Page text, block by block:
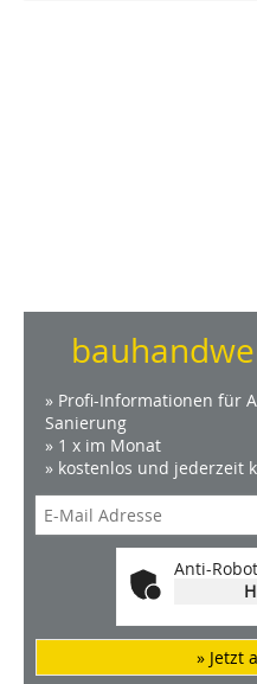
» Profi-Informationen für
Sanierung
» 1 x im Monat
» kostenlos und jederzeit
Anti-
» Jetzt